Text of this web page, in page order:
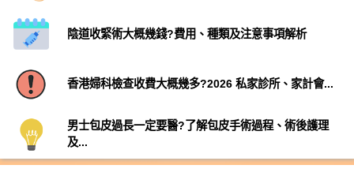
陰道收緊術大概幾錢?費用、種類及注意事項解析
香港婦科檢查收費大概幾多?2026 私家診所、家計會...
男士包皮過長一定要醫?了解包皮手術過程、術後護理
及...